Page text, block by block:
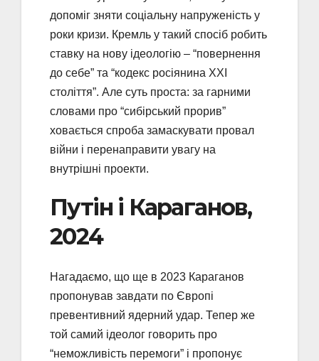
допоміг зняти соціальну напруженість у
роки кризи. Кремль у такий спосіб робить
ставку на нову ідеологію – “повернення
до себе” та “кодекс росіянина XXI
століття”. Але суть проста: за гарними
словами про “сибірський прорив”
ховається спроба замаскувати провал
війни і перенаправити увагу на
внутрішні проекти.
Путін і Караганов,
2024
Нагадаємо, що ще в 2023 Караганов
пропонував завдати по Європі
превентивний ядерний удар. Тепер же
той самий ідеолог говорить про
“неможливість перемоги” і пропонує